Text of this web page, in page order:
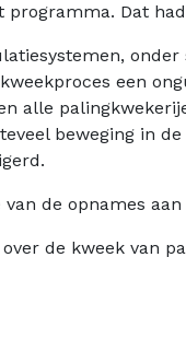
Dat
een
alle
beweging in
de opnames
de kweek van